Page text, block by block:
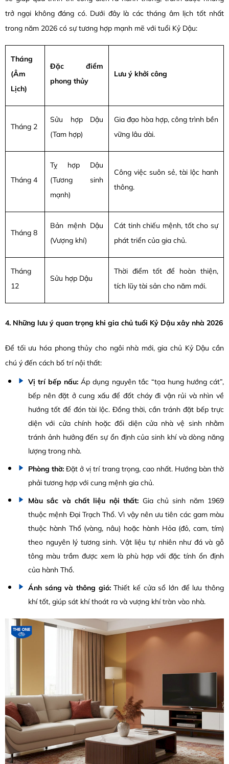
trở ngại không đáng có. Dưới đây là các tháng âm lịch tốt nhất
trong năm 2026 có sự tương hợp mạnh mẽ với tuổi Kỷ Dậu:
Tháng
(Âm
Lịch)
Đặc điểm
phong thủy
Lưu ý khởi công
Tháng 2
Sửu hợp Dậu
(Tam hợp)
Gia đạo hòa hợp, công trình bền
vững lâu dài.
Tháng 4
Tỵ hợp Dậu
(Tương sinh
mạnh)
Công việc suôn sẻ, tài lộc hanh
thông.
Tháng 8
Bản mệnh Dậu
(Vượng khí)
Cát tinh chiếu mệnh, tốt cho sự
phát triển của gia chủ.
Tháng
12
Sửu hợp Dậu
Thời điểm tốt để hoàn thiện,
tích lũy tài sản cho năm mới.
4. Những lưu ý quan trọng khi gia chủ tuổi Kỷ Dậu xây nhà 2026
Để tối ưu hóa phong thủy cho ngôi nhà mới, gia chủ Kỷ Dậu cần
chú ý đến cách bố trí nội thất:
Vị trí bếp nấu: Áp dụng nguyên tắc “tọa hung hướng cát”,
bếp nên đặt ở cung xấu để đốt cháy đi vận rủi và nhìn về
hướng tốt để đón tài lộc. Đồng thời, cần tránh đặt bếp trực
diện với cửa chính hoặc đối diện cửa nhà vệ sinh nhằm
tránh ảnh hưởng đến sự ổn định của sinh khí và dòng năng
lượng trong nhà.
Phòng thờ: Đặt ở vị trí trang trọng, cao nhất. Hướng bàn thờ
phải tương hợp với cung mệnh gia chủ.
Màu sắc và chất liệu nội thất: Gia chủ sinh năm 1969
thuộc mệnh Đại Trạch Thổ. Vì vậy nên ưu tiên các gam màu
thuộc hành Thổ (vàng, nâu) hoặc hành Hỏa (đỏ, cam, tím)
theo nguyên lý tương sinh. Vật liệu tự nhiên như đá và gỗ
tông màu trầm được xem là phù hợp với đặc tính ổn định
của hành Thổ.
Ánh sáng và thông gió:Thiết kế cửa sổ lớn để lưu thông
khí tốt, giúp sát khí thoát ra và vượng khí tràn vào nhà.